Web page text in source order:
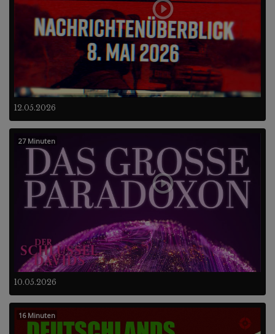
12.05.2026
10.05.2026
27 Minuten
16 Minuten